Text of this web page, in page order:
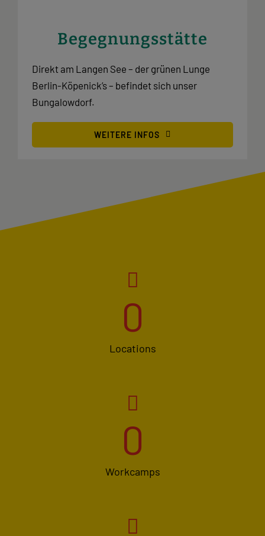
Begegnungsstätte
Direkt am Langen See – der grünen Lunge
Berlin-Köpenick’s – befindet sich unser
Bungalowdorf.
WEITERE INFOS
0
Locations
0
Workcamps